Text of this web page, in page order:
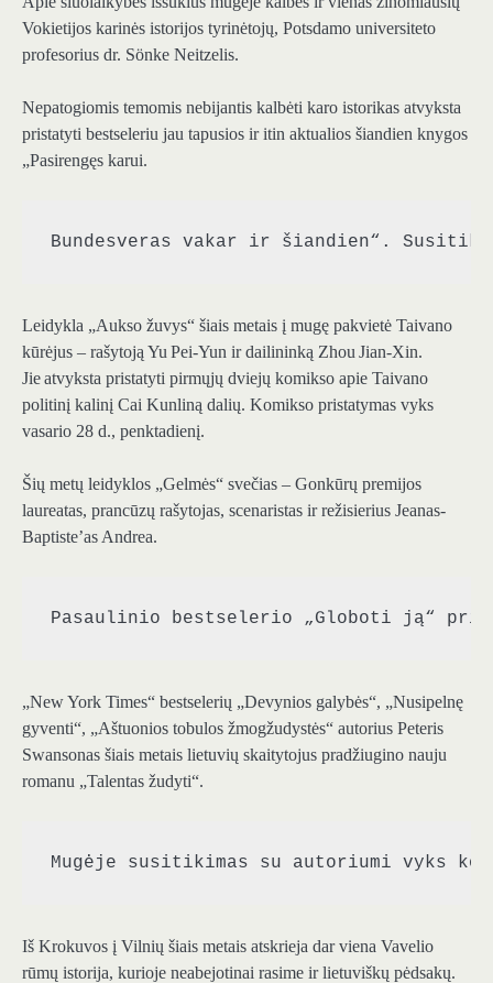
Vokietijos karinės istorijos tyrinėtojų, Potsdamo universiteto
profesorius dr. Sönke Neitzelis.
Nepatogiomis temomis nebijantis kalbėti karo istorikas atvyksta
pristatyti bestseleriu jau tapusios ir itin aktualios šiandien knygos
„Pasirengęs karui.
Bundesveras vakar ir šiandien“.
Leidykla „Aukso žuvys“ šiais metais į mugę pakvietė Taivano
kūrėjus – rašytoją Yu Pei-Yun ir dailininką Zhou Jian-Xin.
Jie atvyksta pristatyti pirmųjų dviejų komikso apie Taivano
politinį kalinį Cai Kunliną dalių. Komikso pristatymas vyks
vasario 28 d., penktadienį.
Šių metų leidyklos „Gelmės“ svečias – Gonkūrų premijos
laureatas, prancūzų rašytojas, scenaristas ir režisierius Jeanas-
Baptiste’as Andrea.
Pasaulinio bestselerio „Globoti ją“
„New York Times“ bestselerių „Devynios galybės“, „Nusipelnę
gyventi“, „Aštuonios tobulos žmogžudystės“ autorius Peteris
Swansonas šiais metais lietuvių skaitytojus pradžiugino nauju
romanu „Talentas žudyti“.
Mugėje susitikimas su autoriumi vyks
Iš Krokuvos į Vilnių šiais metais atskrieja dar viena Vavelio
rūmų istorija, kurioje neabejotinai rasime ir lietuviškų pėdsakų.